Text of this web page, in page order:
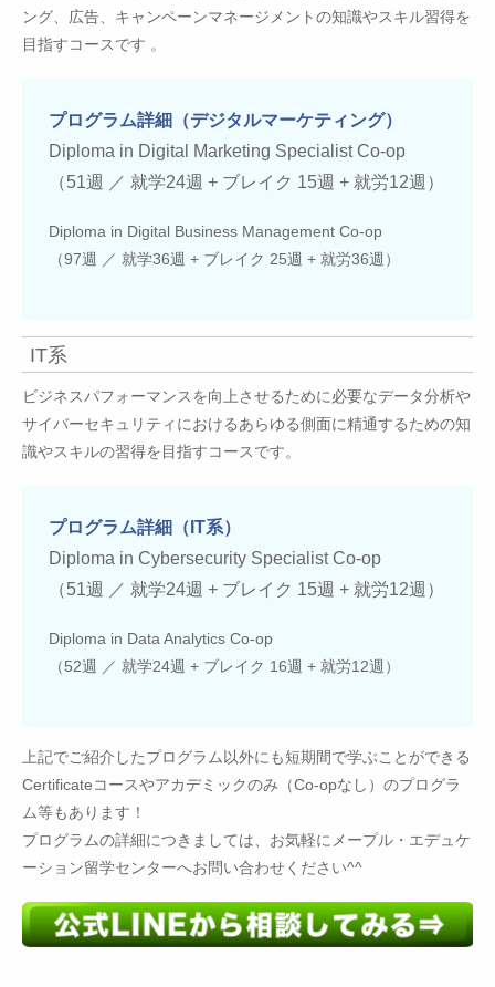
ング、広告、キャンペーンマネージメントの知識やスキル習得を
目指すコースです 。
プログラム詳細（デジタルマーケティング）
Diploma in Digital Marketing Specialist Co-op
（51週 ／ 就学24週 + ブレイク 15週 + 就労12週）
Diploma in Digital Business Management Co-op
（97週 ／ 就学36週 + ブレイク 25週 + 就労36週）
IT系
ビジネスパフォーマンスを向上させるために必要なデータ分析や
サイバーセキュリティにおけるあらゆる側面に精通するための知
識やスキルの習得を目指すコースです。
プログラム詳細（IT系）
Diploma in Cybersecurity Specialist Co-op
（51週 ／ 就学24週 + ブレイク 15週 + 就労12週）
Diploma in Data Analytics Co-op
（52週 ／ 就学24週 + ブレイク 16週 + 就労12週）
上記でご紹介したプログラム以外にも短期間で学ぶことができる
Certificateコースやアカデミックのみ（Co-opなし）のプログラ
ム等もあります！
プログラムの詳細につきましては、お気軽にメープル・エデュケ
ーション留学センターへお問い合わせください^^